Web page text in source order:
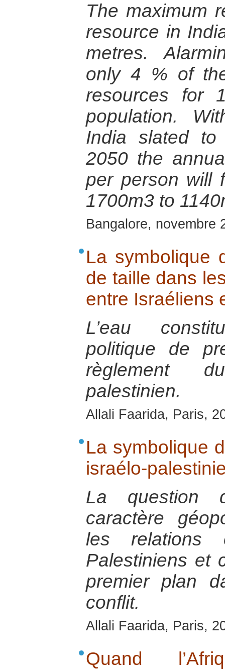
The maximum
resource in
metres.
only 4 % of
resources for
population.
India slated
2050 the
per person will
1700m3 to
Bangalore, novembre
La symbolique
de taille dans
entre Israéliens
L’eau
politique de
règlement
palestinien.
Allali Faarida, Paris,
La symbolique
israélo-
La question
caractère
les relations
Palestiniens et
premier plan
conflit.
Allali Faarida, Paris,
Quand